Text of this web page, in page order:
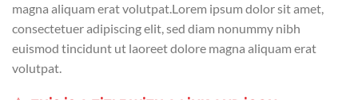
magna aliquam erat volutpat.Lorem ipsum dolor sit amet,
consectetuer adipiscing elit, sed diam nonummy nibh
euismod tincidunt ut laoreet dolore magna aliquam erat
volutpat.